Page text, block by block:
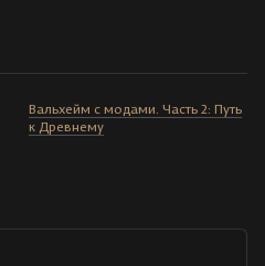
Вальхейм с модами. Часть 2: Путь
к Древнему